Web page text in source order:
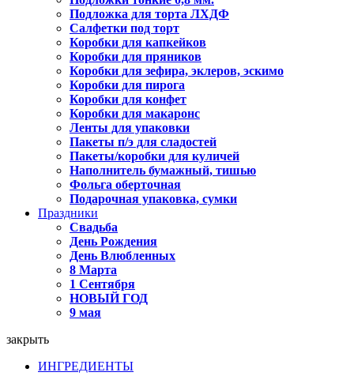
Подложка для торта ЛХДФ
Салфетки под торт
Коробки для капкейков
Коробки для пряников
Коробки для зефира, эклеров, эскимо
Коробки для пирога
Коробки для конфет
Коробки для макаронс
Ленты для упаковки
Пакеты п/э для сладостей
Пакеты/коробки для куличей
Наполнитель бумажный, тишью
Фольга оберточная
Подарочная упаковка, сумки
Праздники
Свадьба
День Рождения
День Влюбленных
8 Марта
1 Сентября
НОВЫЙ ГОД
9 мая
закрыть
ИНГРЕДИЕНТЫ